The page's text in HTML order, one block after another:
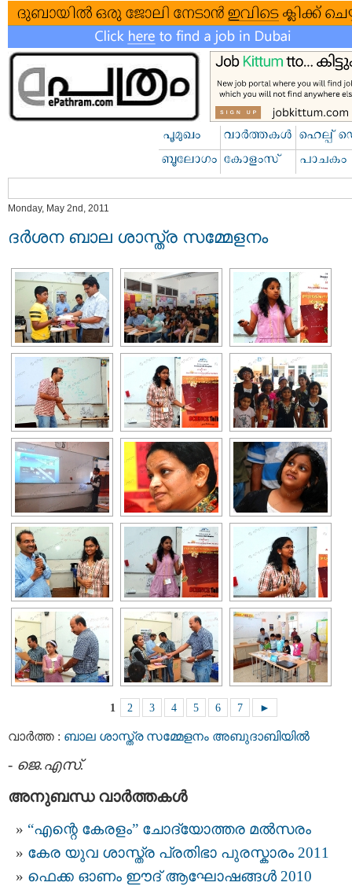
Monday, May 2nd, 2011
ദര്‍ശന ബാല ശാസ്ത്ര സമ്മേളനം
1 2 3 4 5 6 7 ►
വാര്‍ത്ത : ബാല ശാസ്ത്ര സമ്മേളനം അബുദാബിയില്‍
- ജെ.എസ്.
അനുബന്ധ വാര്‍ത്തകള്‍
“എന്റെ കേരളം” ചോദ്യോത്തര മല്‍സരം
കേര യുവ ശാസ്ത്ര പ്രതിഭാ പുരസ്കാരം 2011
ഫെക്ക ഓണം ഈദ്‌ ആഘോഷങ്ങള്‍ 2010